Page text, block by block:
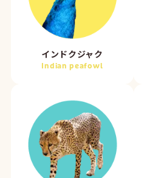
インドクジャク
Indian peafowl